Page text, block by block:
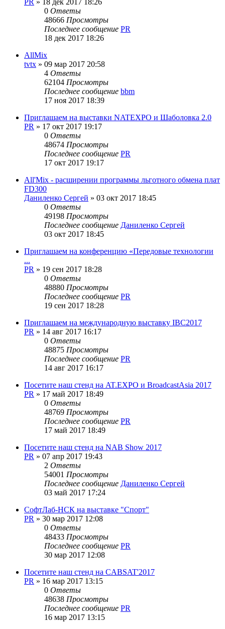
0 Ответы
48666 Просмотры
Последнее сообщение PR
18 дек 2017 18:26
AllMix
tvtx » 09 мар 2017 20:58
4 Ответы
62104 Просмотры
Последнее сообщение bbm
17 ноя 2017 18:39
Приглашаем на выставки NATEXPO и Шаболовка 2.0
PR » 17 окт 2017 19:17
0 Ответы
48674 Просмотры
Последнее сообщение PR
17 окт 2017 19:17
All'Mix - расширении программы льготного обмена плат
FD300
Даниленко Сергей » 03 окт 2017 18:45
0 Ответы
49198 Просмотры
Последнее сообщение Даниленко Сергей
03 окт 2017 18:45
Приглашаем на конференцию «Передовые технологии
...
PR » 19 сен 2017 18:28
0 Ответы
48880 Просмотры
Последнее сообщение PR
19 сен 2017 18:28
Приглашаем на международную выставку IBC2017
PR » 14 авг 2017 16:17
0 Ответы
48875 Просмотры
Последнее сообщение PR
14 авг 2017 16:17
Посетите наш стенд на AT.EXPO и BroadcastAsia 2017
PR » 17 май 2017 18:49
0 Ответы
48769 Просмотры
Последнее сообщение PR
17 май 2017 18:49
Посетите наш стенд на NAB Show 2017
PR » 07 апр 2017 19:43
2 Ответы
54001 Просмотры
Последнее сообщение Даниленко Сергей
03 май 2017 17:24
СофтЛаб-НСК на выставке "Спорт"
PR » 30 мар 2017 12:08
0 Ответы
48433 Просмотры
Последнее сообщение PR
30 мар 2017 12:08
Посетите наш стенд на CABSAT'2017
PR » 16 мар 2017 13:15
0 Ответы
48638 Просмотры
Последнее сообщение PR
16 мар 2017 13:15